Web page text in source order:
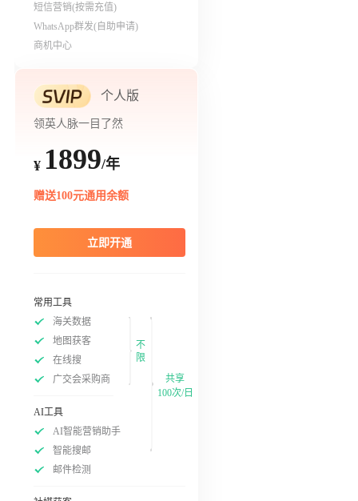
短信营销(按需充值)
WhatsApp群发(自助申请)
商机中心
个人版
领英人脉一目了然
¥ 1899/年
赠送100元通用余额
立即开通
常用工具
海关数据
地图获客
在线搜
广交会采购商
不
限
AI工具
AI智能营销助手
智能搜邮
邮件检测
共享
100次/日